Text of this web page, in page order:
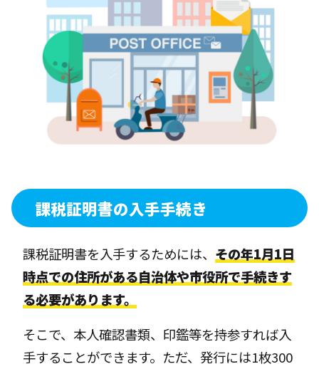
課税証明書の入手手続き
課税証明書を入手するためには、 その年1月1日
時点での住所がある自治体や市役所で手続きす
る必要があります。
そこで、本人確認書類、印鑑等を持参すれば入
手することができます。ただ、発行には1枚300